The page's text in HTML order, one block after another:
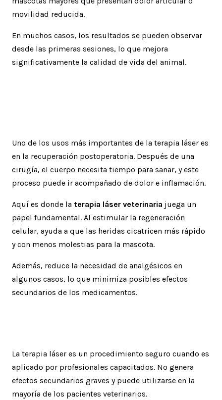
movilidad reducida.
En muchos casos, los resultados se pueden observar
desde las primeras sesiones, lo que mejora
significativamente la calidad de vida del animal.
Uno de los usos más importantes de la terapia láser es
en la recuperación postoperatoria. Después de una
cirugía, el cuerpo necesita tiempo para sanar, y este
proceso puede ir acompañado de dolor e inflamación.
Aquí es donde la terapia láser veterinaria juega un
papel fundamental. Al estimular la regeneración
celular, ayuda a que las heridas cicatricen más rápido
y con menos molestias para la mascota.
Además, reduce la necesidad de analgésicos en
algunos casos, lo que minimiza posibles efectos
secundarios de los medicamentos.
La terapia láser es un procedimiento seguro cuando es
aplicado por profesionales capacitados. No genera
efectos secundarios graves y puede utilizarse en la
mayoría de los pacientes veterinarios.